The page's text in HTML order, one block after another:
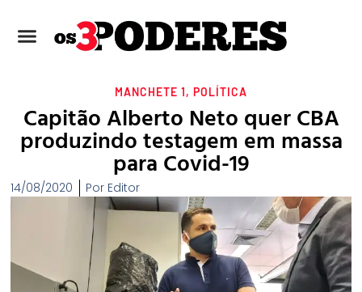
MANCHETE 1, POLÍTICA
Capitão Alberto Neto quer CBA
produzindo testagem em massa
para Covid-19
14/08/2020 Por Editor